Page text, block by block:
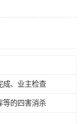
成、业主检查
等的四害消杀